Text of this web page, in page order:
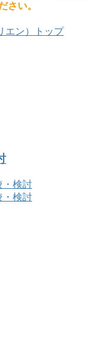
さい。
エン）トップ
・検討
・検討